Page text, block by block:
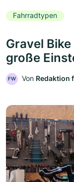
Fahrradtypen
Gravel
große
FW Von Redaktion